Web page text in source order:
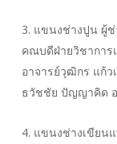
3. แขนงช่างปูน ผู้ช่
คณบดีฝ่ายวิชาการ
อาจารย์วุฒิกร แก้
ธวัชชัย ปัญญาคิด
4. แขนงช่างเขียน